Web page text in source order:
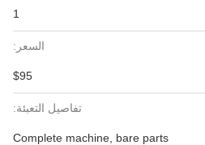
1
السعر:
$95
تفاصيل التعبئة:
Complete machine, bare parts